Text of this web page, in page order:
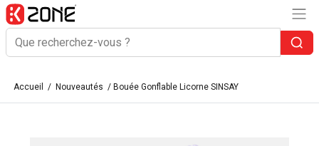
Accueil / Nouveautés / Bouée Gonflable Licorne SINSAY